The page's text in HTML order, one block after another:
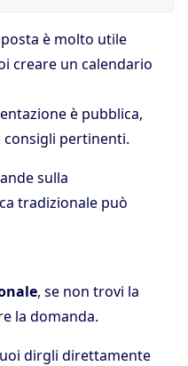
è molto utile
creare un calendario
è pubblica,
consigli pertinenti.
sulla
tradizionale può
, se non trovi la
la domanda.
dirgli direttamente